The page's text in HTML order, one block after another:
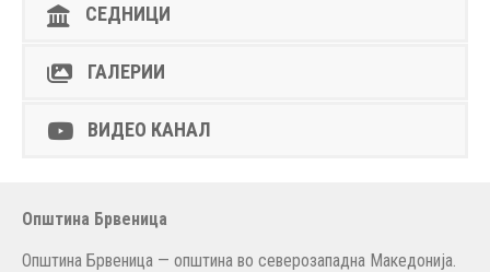
СЕДНИЦИ
ГАЛЕРИИ
ВИДЕО КАНАЛ
Општина Брвеница
Општина Брвеница — општина во северозападна Македонија.